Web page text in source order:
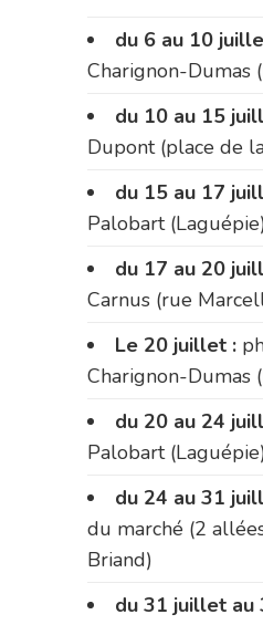
du 6 au 10
Charignon-Dumas
du 10 au 15
Dupont (place de
du 15 au 17
Palobart
du 17 au 20
Carnus (rue
Le 20 juillet :
Charignon-Dumas
du 20 au 24
Palobart
du 24 au 31
du marché (2
Briand)
du 31 juillet au